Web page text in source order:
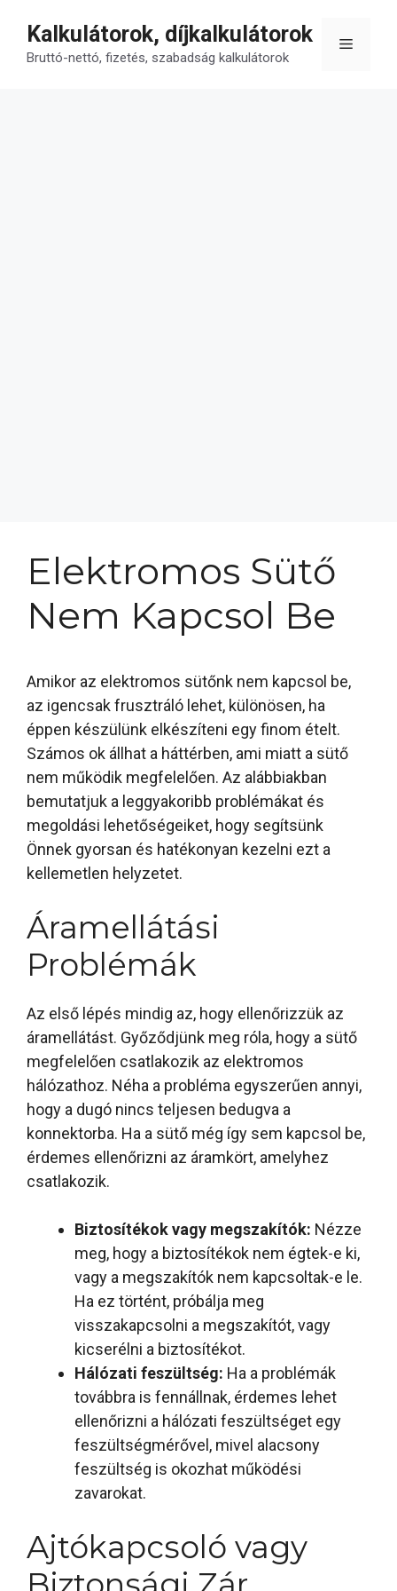
tartalomba
Kalkulátorok, díjkalkulátorok
Bruttó-nettó, fizetés, szabadság kalkulátorok
Menü
Elektromos Sütő
Nem Kapcsol Be
Amikor az elektromos sütőnk nem kapcsol be,
az igencsak frusztráló lehet, különösen, ha
éppen készülünk elkészíteni egy finom ételt.
Számos ok állhat a háttérben, ami miatt a sütő
nem működik megfelelően. Az alábbiakban
bemutatjuk a leggyakoribb problémákat és
megoldási lehetőségeiket, hogy segítsünk
Önnek gyorsan és hatékonyan kezelni ezt a
kellemetlen helyzetet.
Áramellátási
Problémák
Az első lépés mindig az, hogy ellenőrizzük az
áramellátást. Győződjünk meg róla, hogy a sütő
megfelelően csatlakozik az elektromos
hálózathoz. Néha a probléma egyszerűen annyi,
hogy a dugó nincs teljesen bedugva a
konnektorba. Ha a sütő még így sem kapcsol be,
érdemes ellenőrizni az áramkört, amelyhez
csatlakozik.
Biztosítékok vagy megszakítók: Nézze
meg, hogy a biztosítékok nem égtek-e ki,
vagy a megszakítók nem kapcsoltak-e le.
Ha ez történt, próbálja meg
visszakapcsolni a megszakítót, vagy
kicserélni a biztosítékot.
Hálózati feszültség: Ha a problémák
továbbra is fennállnak, érdemes lehet
ellenőrizni a hálózati feszültséget egy
feszültségmérővel, mivel alacsony
feszültség is okozhat működési
zavarokat.
Ajtókapcsoló vagy